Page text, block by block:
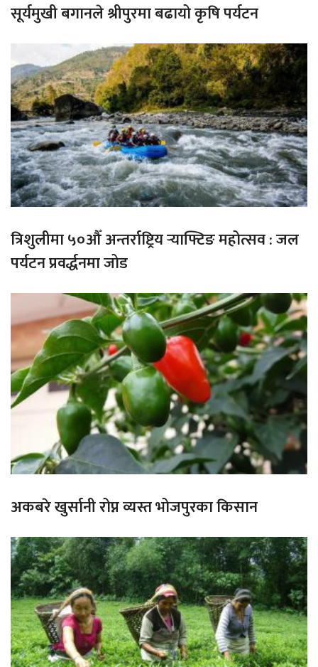
सूर्यमुखी बगानले श्रीपुरमा बढायो कृषि पर्यटन
त्रिशुलीमा ५०औँ अन्तर्राष्ट्रिय र्‍याफ्टिङ महोत्सव : जल
पर्यटन प्रवर्द्धनमा जोड
अकबरे खुर्सानी रोप्न व्यस्त भोजपुरका किसान